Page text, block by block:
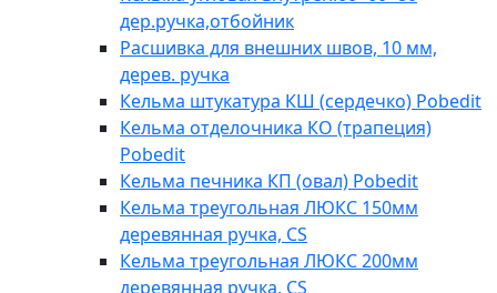
дер.ручка,отбойник
Расшивка для внешних швов, 10 мм,
дерев. ручка
Кельма штукатура КШ (сердечко) Pobedit
Кельма отделочника КО (трапеция)
Pobedit
Кельма печника КП (овал) Pobedit
Кельма треугольная ЛЮКС 150мм
деревянная ручка, CS
Кельма треугольная ЛЮКС 200мм
деревянная ручка, CS